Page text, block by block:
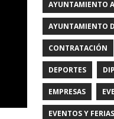
AYUNTAMIENTO
AYUNTAMIENTO
CONTRATACIÓN
DEPORTES
EMPRESAS
EVENTOS Y FERIAS